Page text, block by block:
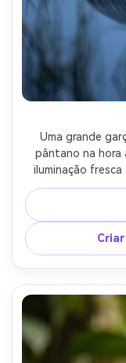
Uma grande
pântano na hora
iluminação fresca
f/2.8, humor
fotorealista em